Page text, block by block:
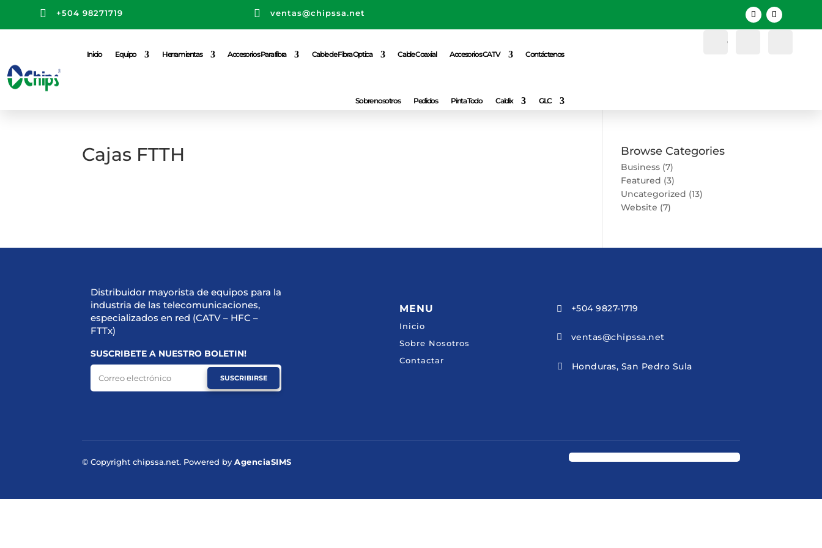
 +504 98271719  ventas@chipssa.net
Inicio Equipo Herramientas Accesorios Para fibra Cable de Fibra Optica Cable Coaxial Accesorios CATV Contáctenos
Sobre nosotros Pedidos Pinta Todo Cablix GLC
Cuenta
Cajas FTTH Browse Categories
Business (7)
Featured (3)
Uncategorized (13)
Website (7)
Distribuidor mayorista de equipos para la
industria de las telecomunicaciones,
especializados en red (CATV – HFC –
FTTx)
SUSCRIBETE A NUESTRO BOLETIN!
SUSCRIBIRSE
MENU
Inicio
Sobre Nosotros
Contactar
 +504 9827-1719
 ventas@chipssa.net
 Honduras, San Pedro Sula
© Copyright chipssa.net. Powered byAgenciaSIMS